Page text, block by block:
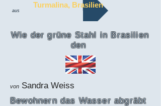
aus
Turmalina, Brasilien
Wie der grüne Stahl in Brasilien
den
von Sandra Weiss
Bewohnern das Wasser abgräbt